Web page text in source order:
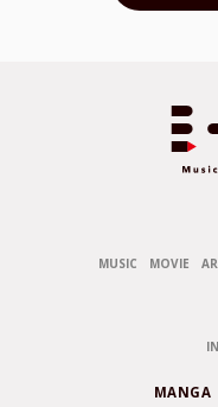
MUSIC MOVIE
MANGA